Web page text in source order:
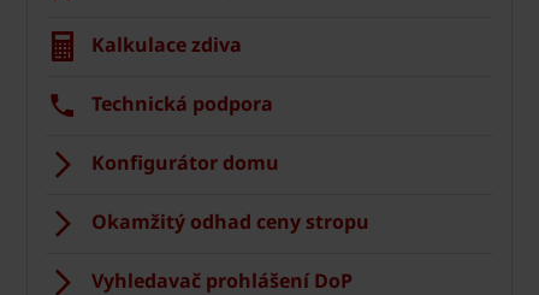
Kalkulace zdiva
Technická podpora
Konfigurátor domu
Okamžitý odhad ceny stropu
Vyhledavač prohlášení DoP